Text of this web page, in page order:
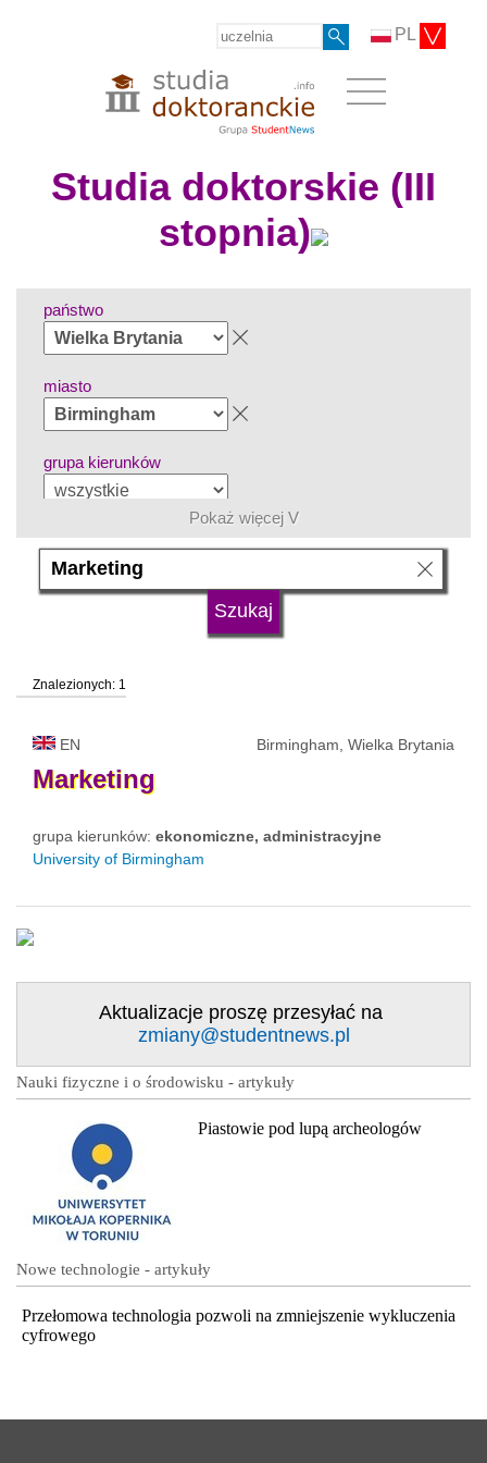
PL
Studia doktorskie (III
stopnia)
państwo
miasto
grupa kierunków
język
status uczelni
Pokaż więcej V
Znalezionych: 1
EN Birmingham, Wielka Brytania
Marketing
grupa kierunków: ekonomiczne, administracyjne
University of Birmingham
Aktualizacje proszę przesyłać na
zmiany@studentnews.pl
Nauki fizyczne i o środowisku - artykuły
Piastowie pod lupą archeologów
Nowe technologie - artykuły
Przełomowa technologia pozwoli na zmniejszenie wykluczenia
cyfrowego